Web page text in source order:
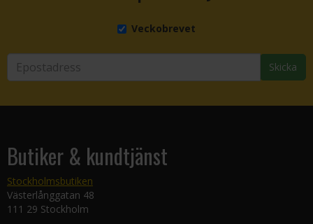
Veckobrevet
Skicka
Butiker & kundtjänst
Stockholmsbutiken
Västerlånggatan 48
111 29 Stockholm